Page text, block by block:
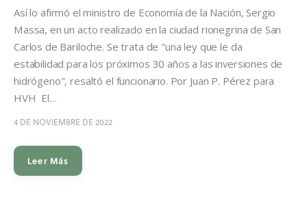
Quiénes somos
Así lo afirmó el ministro de Economía de la Nación, Sergio
Massa, en un acto realizado en la ciudad rionegrina de San
Carlos de Bariloche. Se trata de "una ley que le da
estabilidad para los próximos 30 años a las inversiones de
hidrógeno", resaltó el funcionario. Por Juan P. Pérez para
HVH El…
4 DE NOVIEMBRE DE 2022
Leer Más